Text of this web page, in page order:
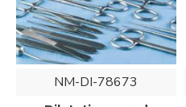
NM-DI-78673